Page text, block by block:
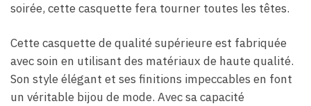
soirée, cette casquette fera tourner toutes les têtes.
Cette casquette de qualité supérieure est fabriquée
avec soin en utilisant des matériaux de haute qualité.
Son style élégant et ses finitions impeccables en font
un véritable bijou de mode. Avec sa capacité